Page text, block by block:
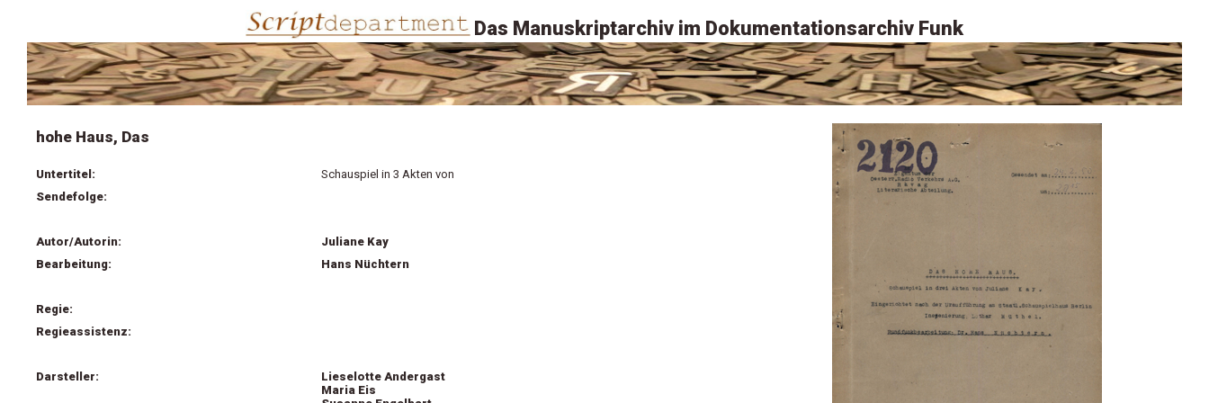
Das Manuskriptarchiv im Dokumentationsarchiv Funk
hohe Haus, Das
Untertitel:
Schauspiel in 3 Akten von
Sendefolge:
Autor/Autorin:
Juliane Kay
Bearbeitung:
Hans Nüchtern
Regie:
Regieassistenz:
Darsteller:
Lieselotte Andergast
Maria Eis